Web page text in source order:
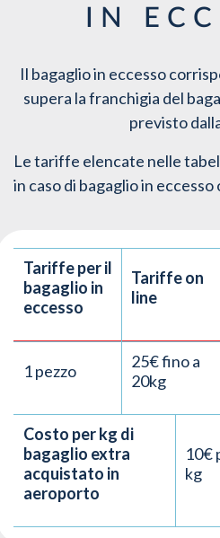
IN
Il bagaglio in eccesso
supera la franchigia del
previsto
Le tariffe elencate nelle
in caso di bagaglio in eccesso
Tariffe per il
bagaglio in
eccesso
Tariffe on
line
1 pezzo
25€ fino a
20kg
Costo per kg di
bagaglio extra
acquistato in
aeroporto
10€
kg